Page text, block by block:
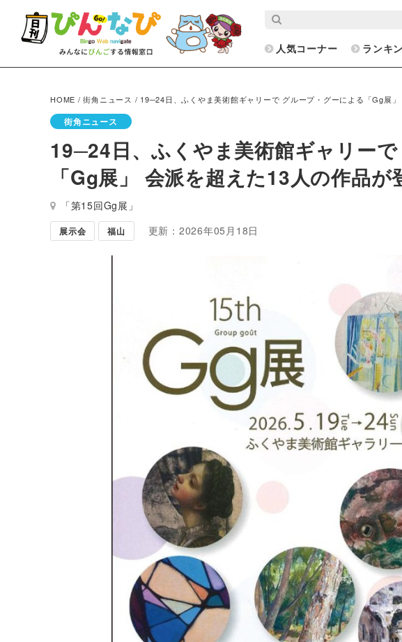
人気コーナー ランキ
HOME /街角ニュース / 19─24日、ふくやま美術館ギャリーで グループ・グーによる「Gg展
街角ニュース
19─24日、ふくやま美術館ギャリー
「Gg展」 会派を超えた13人の作品が
「第15回Gg展」
展示会 福山 更新：2026年05月18日